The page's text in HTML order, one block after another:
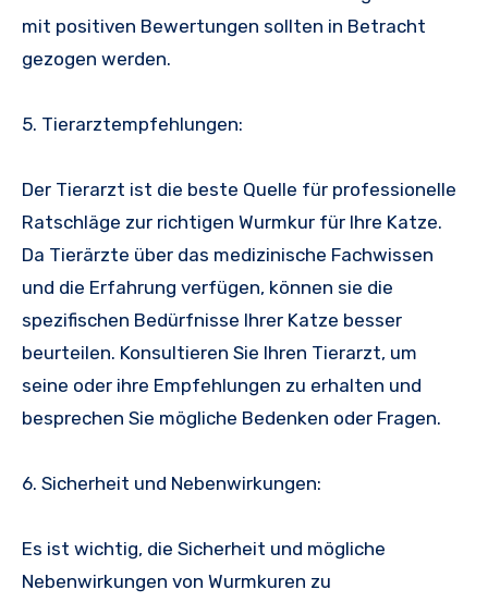
mit positiven Bewertungen sollten in Betracht
gezogen werden.
5. Tierarztempfehlungen:
Der Tierarzt ist die beste Quelle für professionelle
Ratschläge zur richtigen Wurmkur für Ihre Katze.
Da Tierärzte über das medizinische Fachwissen
und die Erfahrung verfügen, können sie die
spezifischen Bedürfnisse Ihrer Katze besser
beurteilen. Konsultieren Sie Ihren Tierarzt, um
seine oder ihre Empfehlungen zu erhalten und
besprechen Sie mögliche Bedenken oder Fragen.
6. Sicherheit und Nebenwirkungen:
Es ist wichtig, die Sicherheit und mögliche
Nebenwirkungen von Wurmkuren zu